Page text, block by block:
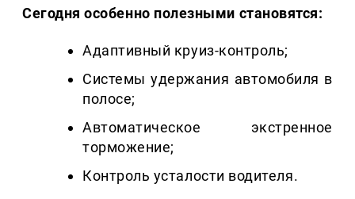
Сегодня особенно полезными становятся:
Адаптивный круиз-контроль;
Системы удержания автомобиля в
полосе;
Автоматическое экстренное
торможение;
Контроль усталости водителя.